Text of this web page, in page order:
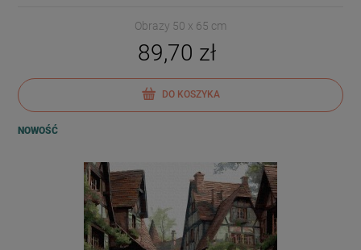
Obrazy 50 x 65 cm
89,70 zł
DO KOSZYKA
NOWOŚĆ